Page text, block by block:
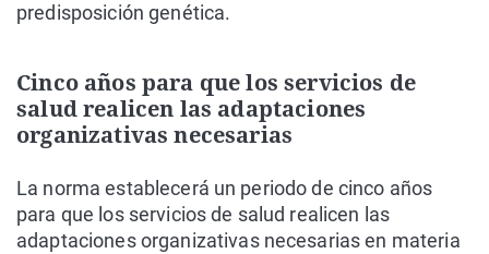
predisposición genética.
Cinco años para que los servicios de
salud realicen las adaptaciones
organizativas necesarias
La norma establecerá un periodo de cinco años
para que los servicios de salud realicen las
adaptaciones organizativas necesarias en materia